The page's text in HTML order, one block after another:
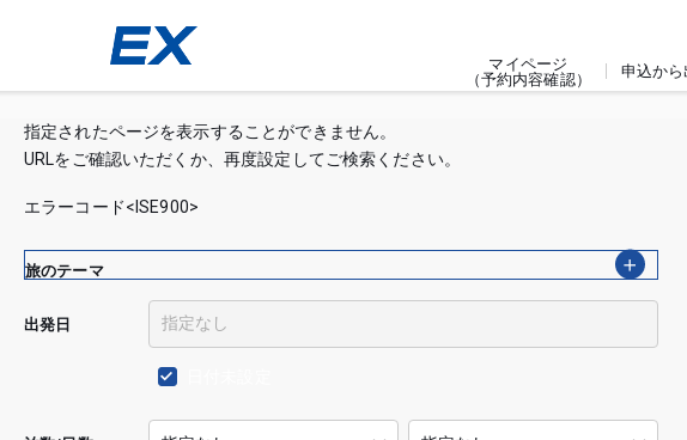
マイページ
（予約内容確認）
申込か
指定されたページを表示することができません。
URLをご確認いただくか、再度設定してご検索ください。
エラーコード<ISE900>
出発日
旅のテーマ